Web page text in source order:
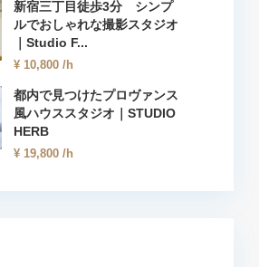
新宿三丁目徒歩3分 シンプ
ルでおしゃれな撮影スタジオ
｜Studio F...
¥ 10,800 /h
都内で見つけたプロヴァンス
風ハウススタジオ｜STUDIO
HERB
¥ 19,800 /h